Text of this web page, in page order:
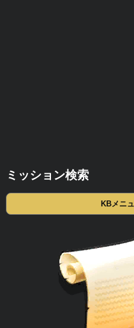
ミッション検索
KBメニ